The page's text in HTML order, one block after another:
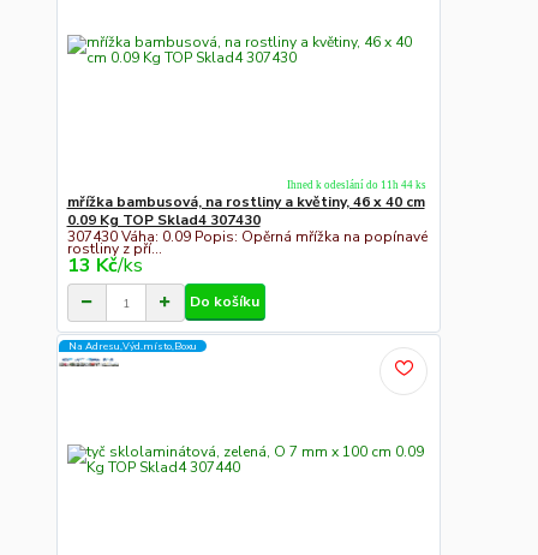
mřížka bambusová, na rostliny a květiny, 46 x 40 cm
0.09 Kg TOP Sklad4 307430
307430 Váha: 0.09 Popis: Opěrná mřížka na popínavé
rostliny z pří...
13 Kč/ks
Ihned k odeslání do 11h 44 ks
Do košíku
Na Adresu,Výd.místo,Boxu